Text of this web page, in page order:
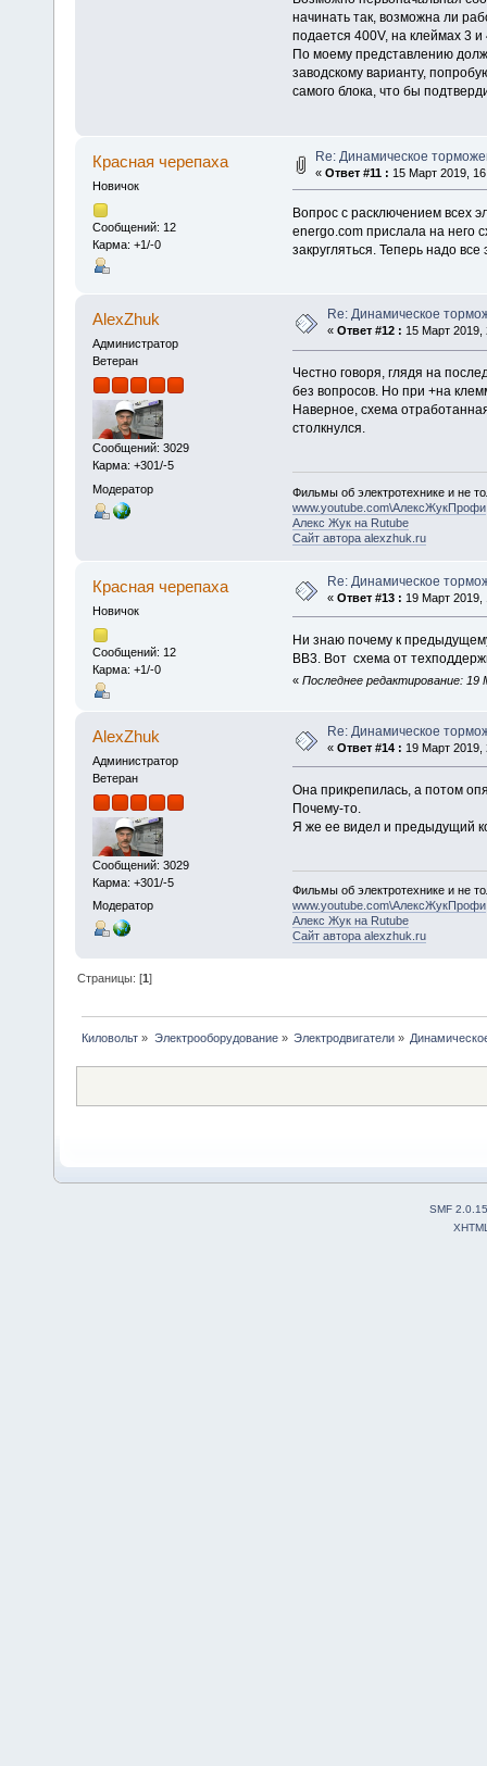
начинать так, возможна ли
подается 400V, на клеймах 3
По моему представлению
заводскому варианту,
самого блока, что бы
Красная черепаха
Новичок
Сообщений: 12
Карма: +1/-0
Re: Динамическое
« Ответ #11 : 15 Март 2019,
Вопрос с расключением всех
energo.com прислала на него
закругляться. Теперь надо все
AlexZhuk
Администратор
Ветеран
Сообщений: 3029
Карма: +301/-5
Модератор
Re: Динамическое
« Ответ #12 : 15 Март 2019,
Честно говоря, глядя на
без вопросов. Но при +на
Наверное, схема
столкнулся.
Фильмы об электротехнике и не
www.youtube.com\АлексЖукПрофи
Алекс Жук на Rutube
Сайт автора alexzhuk.ru
Красная черепаха
Новичок
Сообщений: 12
Карма: +1/-0
Re: Динамическое
« Ответ #13 : 19 Март 2019,
Ни знаю почему к
ВВ3. Вот схема от
« Последнее редактирование: 19
AlexZhuk
Администратор
Ветеран
Сообщений: 3029
Карма: +301/-5
Модератор
Re: Динамическое
« Ответ #14 : 19 Март 2019,
Она прикрепилась, а потом
Почему-то.
Я же ее видел и предыдущий
Фильмы об электротехнике и не
www.youtube.com\АлексЖукПрофи
Алекс Жук на Rutube
Сайт автора alexzhuk.ru
Страницы: [1]
Киловольт » Электрооборудование» Электродвигатели»
SMF 2.0.15